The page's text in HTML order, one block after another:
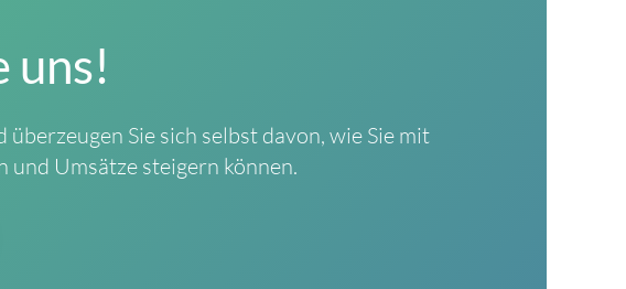
uns!
Sie sich selbst davon, wie Sie mit
Umsätze steigern können.